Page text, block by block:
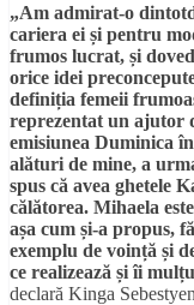
„Am admirat-o
cariera ei și pentru
frumos lucrat, și
orice idei
definiția femeii
reprezentat un ajutor
emisiunea Duminica
alături de mine, a
spus că avea ghetele
călătorea. Mihaela
așa cum și-a propus,
exemplu de voință și
ce realizează și îi
declară Kinga